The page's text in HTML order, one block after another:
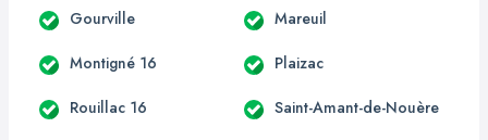
Gourville Mareuil
Montigné 16 Plaizac
Rouillac 16 Saint-Amant-de-Nouère